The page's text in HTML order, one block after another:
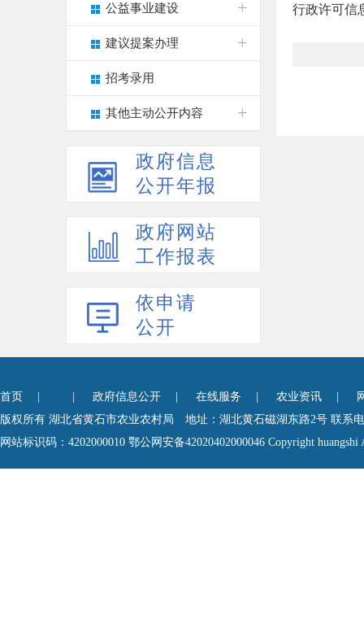
公益事业建设
建议提案办理
招考录用
其他主动公开内容
政府信息
公开年报
政府网站
工作报表
依申请
公开
行政许可信
首页 政府信息公开 在线服务 农业资讯
版权所有 湖北省黄石市农业农村局 地址：湖北黄石磁湖东路2号 联系电
网站标识码：4202000010 鄂公网安备42020402000046 Copyright huangshi